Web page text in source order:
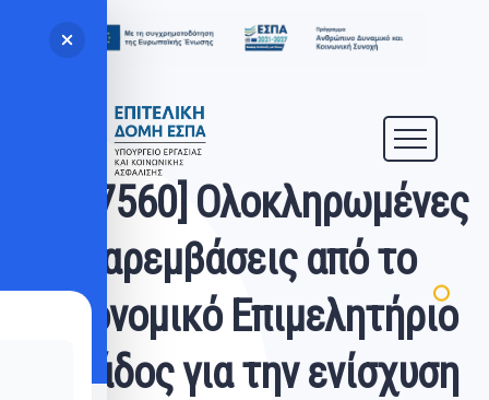
[6017560] Ολοκληρωμένες
Παρεμβάσεις από το
Οικονομικό Επιμελητήριο
Ελλάδος για την ενίσχυση